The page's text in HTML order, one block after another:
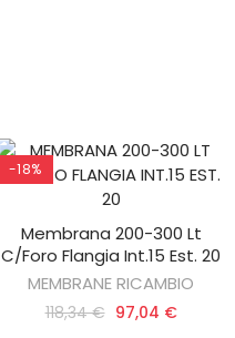
-18%
AGGIUNGI AL CARRELLO
Membrana 200-300 Lt
C/foro Flangia Int.15 Est. 20
MEMBRANE RICAMBIO
118,34 € 97,04 €